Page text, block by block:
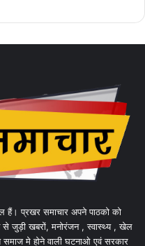
हैं। प्रखर समाचार अपने पाठको को
से जुड़ी खबरों, मनोरंजन , स्वास्थ्य , खेल
समाज मे होने वाली घटनाओ एवं सरकार